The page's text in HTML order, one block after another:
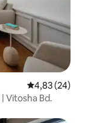
4,83 de uma
4,83 (24)
Vitosha Bd.